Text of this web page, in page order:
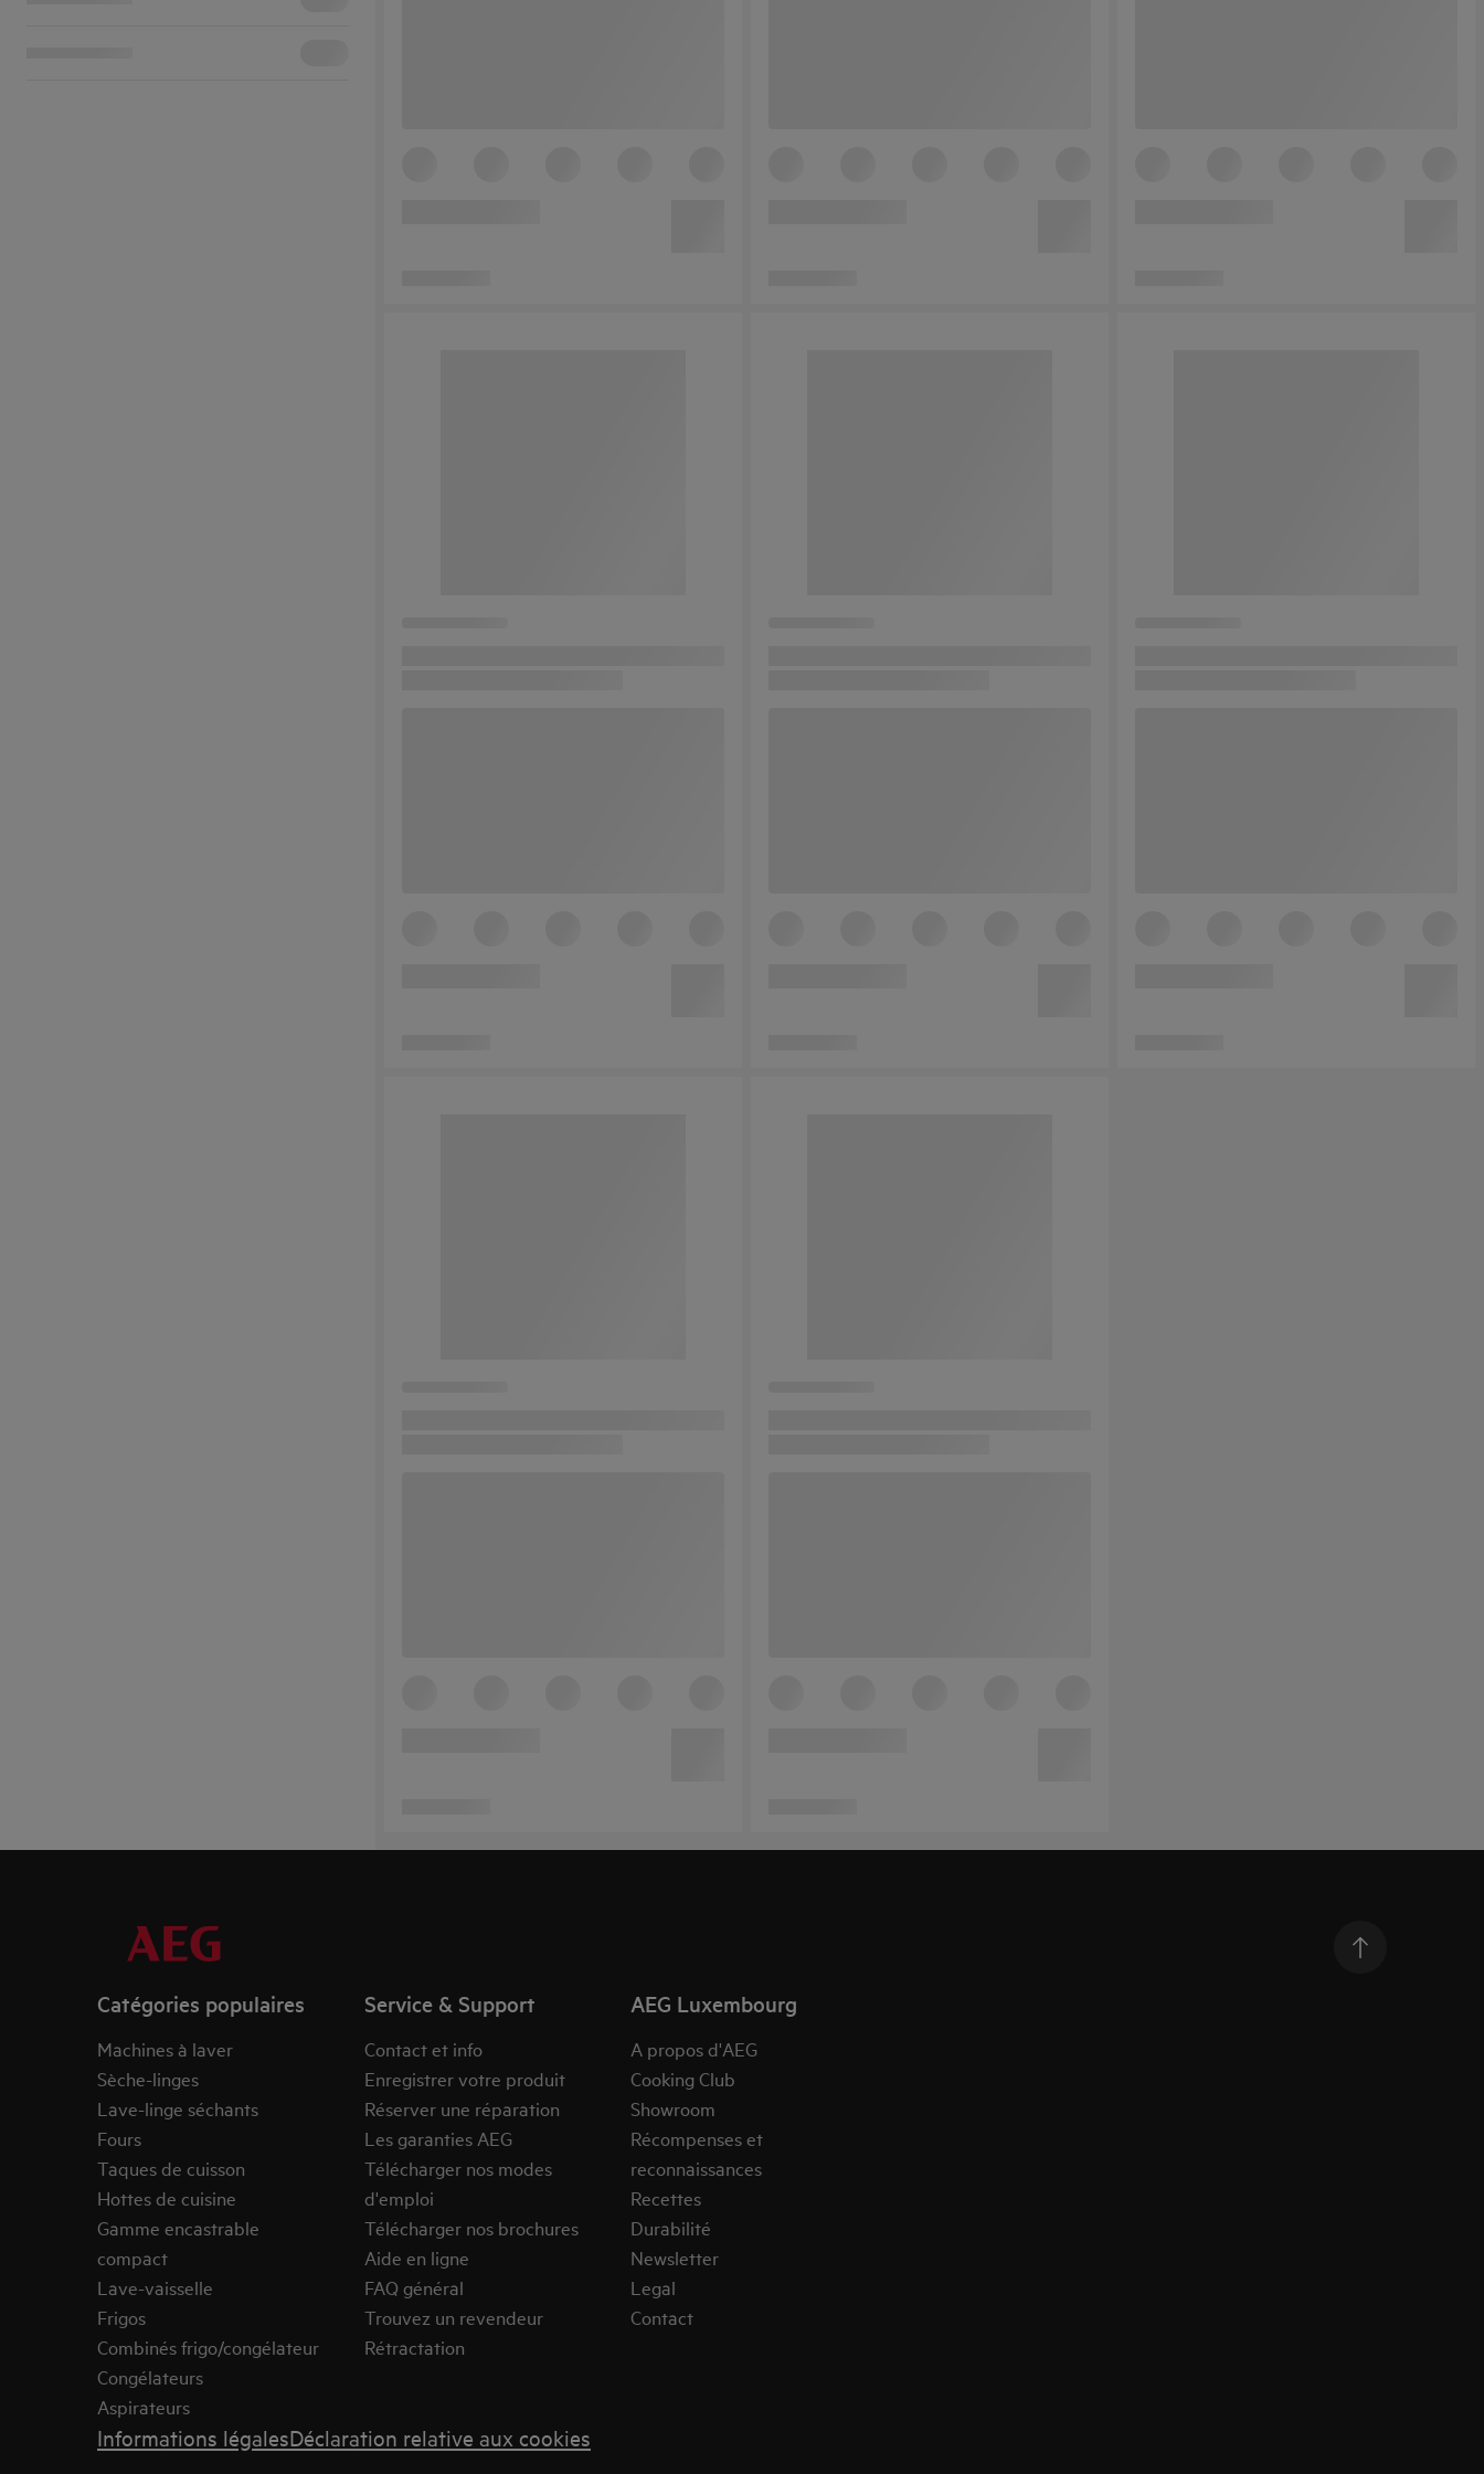
Catégories populaires
Machines à laver
Sèche-linges
Lave-linge séchants
Fours
Taques de cuisson
Hottes de cuisine
Gamme encastrable
compact
Lave-vaisselle
Frigos
Combinés frigo/congélateur
Congélateurs
Aspirateurs
Service & Support
Contact et info
Enregistrer votre produit
Réserver une réparation
Les garanties AEG
Télécharger nos modes
d'emploi
Télécharger nos brochures
Aide en ligne
FAQ général
Trouvez un revendeur
Rétractation
AEG Luxembourg
A propos d'AEG
Cooking Club
Showroom
Récompenses et
reconnaissances
Recettes
Durabilité
Newsletter
Legal
Contact
Informations légalesDéclaration relative aux cookies